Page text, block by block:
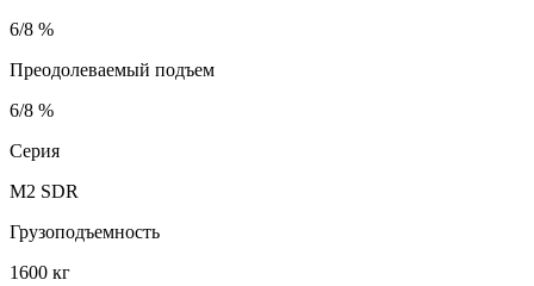
6/8 %
Преодолеваемый подъем
6/8 %
Серия
M2 SDR
Грузоподъемность
1600 кг